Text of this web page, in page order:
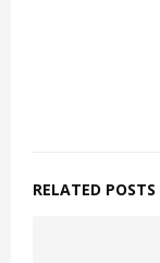
RELATED POSTS